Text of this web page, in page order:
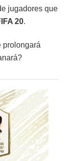
jugadores que
20.
prolongará